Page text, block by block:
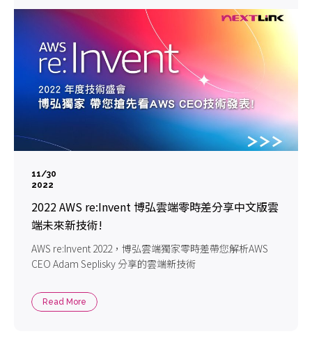
11/30
2022
2022 AWS re:Invent 博弘雲端零時差分享中文版雲
端未來新技術!
AWS re:Invent 2022，博弘雲端獨家零時差帶您解析AWS
CEO Adam Seplisky 分享的雲端新技術
Read More